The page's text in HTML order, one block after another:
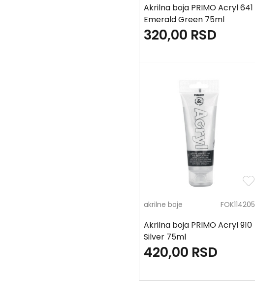
Akrilna boja PRIMO Acryl 641
Emerald Green 75ml
320,00 RSD
akrilne boje FOK114205
Akrilna boja PRIMO Acryl 910
Silver 75ml
420,00 RSD